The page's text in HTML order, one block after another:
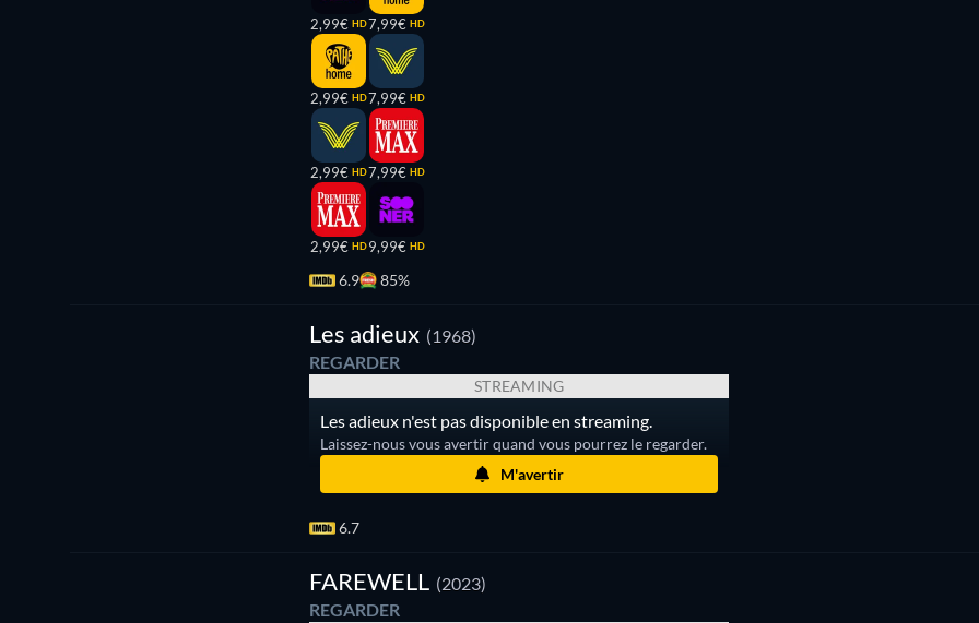
2,99€ HD
2,99€ HD
2,99€ HD
2,99€ HD
7,99€ HD
7,99€ HD
7,99€ HD
9,99€ HD
6.9 85%
Les adieux (1968)
REGARDER
STREAMING
Les adieux n'est pas disponible en streaming.
Laissez-nous vous avertir quand vous pourrez le regarder.
M'avertir
6.7
FAREWELL (2023)
REGARDER